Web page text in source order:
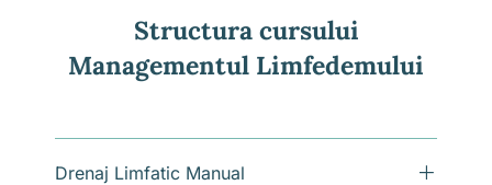
Structura cursului
Managementul Limfedemului
Drenaj Limfatic Manual